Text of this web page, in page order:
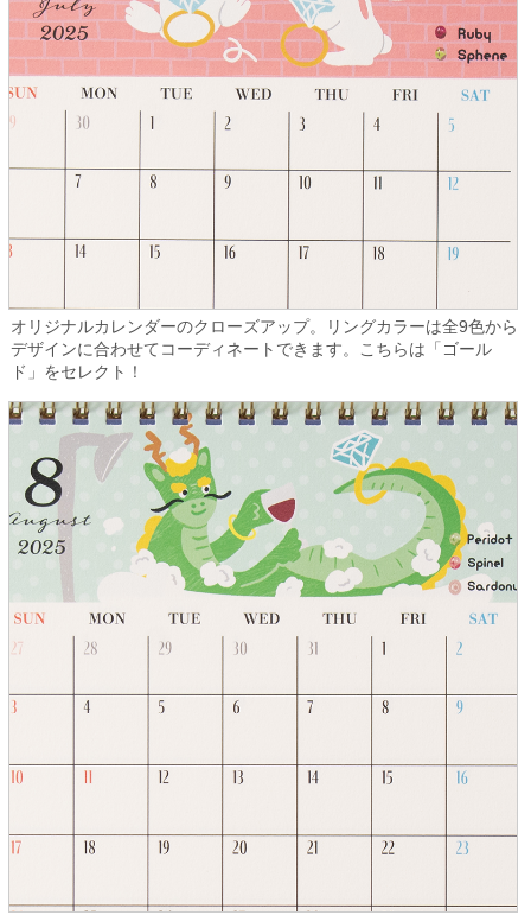
オリジナルカレンダーのクローズアップ。リングカラーは全9色から
デザインに合わせてコーディネートできます。こちらは「ゴール
ド」をセレクト！